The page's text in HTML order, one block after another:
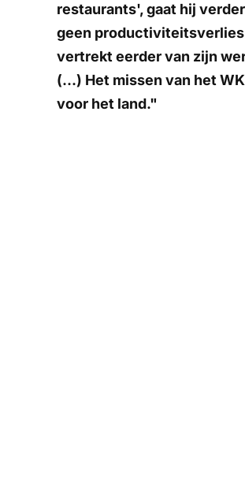
restaurants', gaat hij
geen
vertrekt eerder van zijn
(...) Het missen van het
voor het land."